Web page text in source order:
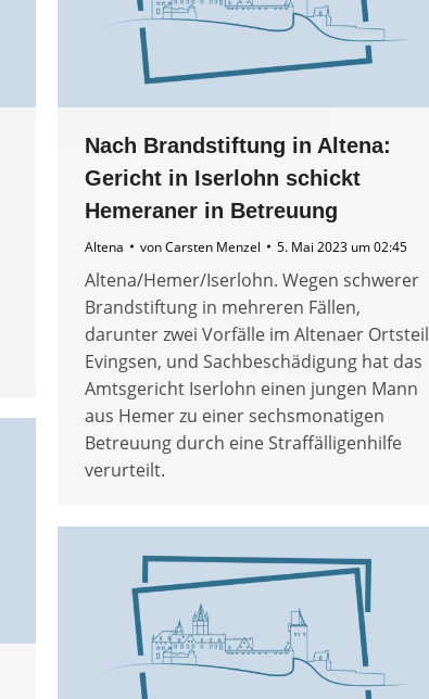
Nach Brandstiftung in Altena:
Gericht in Iserlohn schickt
Hemeraner in Betreuung
Altena vonCarsten Menzel 5. Mai 2023 um 02:45
Altena/Hemer/Iserlohn. Wegen schwerer
Brandstiftung in mehreren Fällen,
darunter zwei Vorfälle im Altenaer Ortsteil
Evingsen, und Sachbeschädigung hat das
Amtsgericht Iserlohn einen jungen Mann
aus Hemer zu einer sechsmonatigen
Betreuung durch eine Straffälligenhilfe
verurteilt.